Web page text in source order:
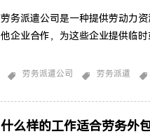
劳务派遣公司是一种提供劳动力
他企业合作，为这些企业提供临
是劳务派遣公司的主要职责和功
选和培训合适的员工，以满足客
以帮
劳务派遣公司
劳务派遣
什么样的工作适合劳务外包